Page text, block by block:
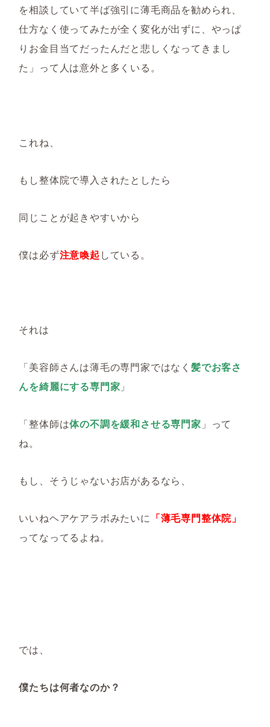
を相談していて半ば強引に薄毛商品を勧められ、
仕方なく使ってみたが全く変化が出ずに、やっぱ
りお金目当てだったんだと悲しくなってきまし
た」って人は意外と多くいる。
これね、
もし整体院で導入されたとしたら
同じことが起きやすいから
僕は必ず注意喚起 している。
それは
「美容師さんは薄毛の専門家ではなく 髪でお客さ
んを綺麗にする専門家 」
「整体師は体の不調を緩和させる専門家 」って
ね。
もし、そうじゃないお店があるなら、
いいねヘアケアラボみたいに 「薄毛専門整体院」
ってなってるよね。
では、
僕たちは何者なのか？